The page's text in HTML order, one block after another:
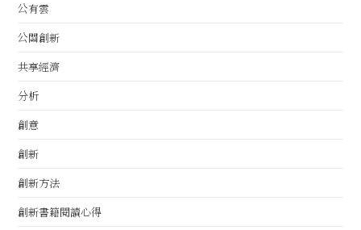
公有雲
公關創新
共享經濟
分析
創意
創新
創新方法
創新書籍閱讀心得